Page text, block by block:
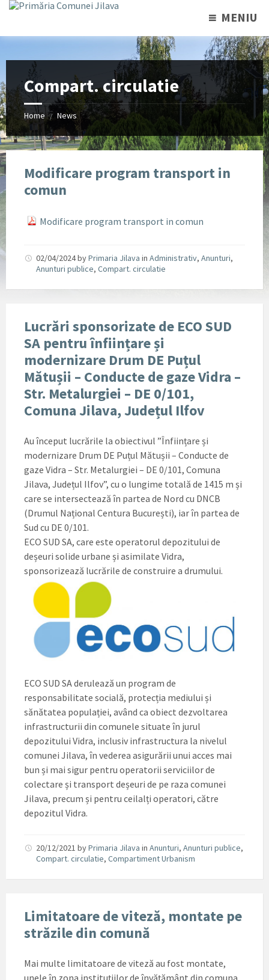
MENIU
Compart. circulatie
Home / News
Modificare program transport in
comun
Modificare program transport in comun
02/04/2024byPrimaria Jilava in Administrativ, Anunturi,
Anunturi publice, Compart. circulatie
Lucrări sponsorizate de ECO SUD
SA pentru înființare și
modernizare Drum DE Puțul
Mătușii – Conducte de gaze Vidra –
Str. Metalurgiei – DE 0/101,
Comuna Jilava, Județul Ilfov
Au început lucrările la obiectivul ”Înființare și
modernizare Drum DE Puțul Mătușii – Conducte de
gaze Vidra – Str. Metalurgiei – DE 0/101, Comuna
Jilava, Județul Ilfov”, cu o lungime totală de 1415 m și
care se intersectează în partea de Nord cu DNCB
(Drumul Național Centura București), iar în partea de
Sud cu DE 0/101.
ECO SUD SA, care este operatorul depozitului de
deșeuri solide urbane și asimilate Vidra,
sponsorizează lucrările de construire a drumului.
ECO SUD SA derulează un program de
responsabilitate socială, protecția mediului și
sănătatea populației, având ca obiect dezvoltarea
infrastructurii din comunele situate în jurul
depozitului Vidra, inclusiv infrastructura la nivelul
comunei Jilava, în vederea asigurării unui acces mai
bun și mai sigur pentru operatorii serviciilor de
colectare și transport deșeuri de pe raza comunei
Jilava, precum și pentru ceilalți operatori, către
depozitul Vidra.
20/12/2021 byPrimaria Jilava in Anunturi, Anunturi publice,
Compart. circulatie, Compartiment Urbanism
Limitatoare de viteză, montate pe
străzile din comună
Mai multe limitatoare de viteză au fost montate,